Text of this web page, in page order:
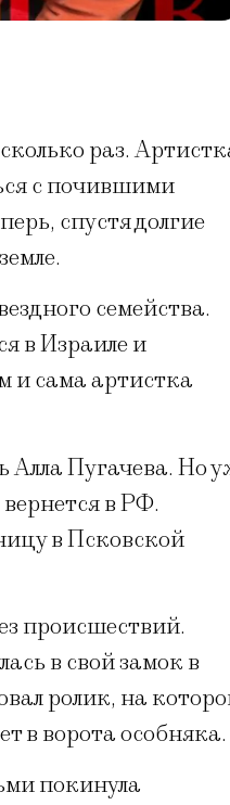
раз.
с почившими
спустя долгие
семейства.
в Израиле и
и сама артистка
Алла Пугачева. Но
в РФ.
в Псковской
происшествий.
в свой замок в
ролик, на
в ворота особняка.
покинула